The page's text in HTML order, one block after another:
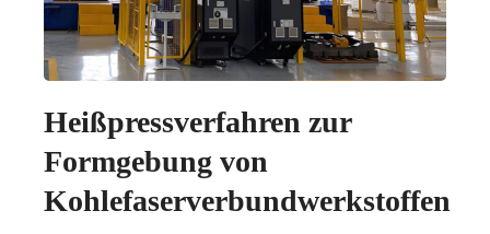
Heißpressverfahren zur
Formgebung von
Kohlefaserverbundwerkstoffen